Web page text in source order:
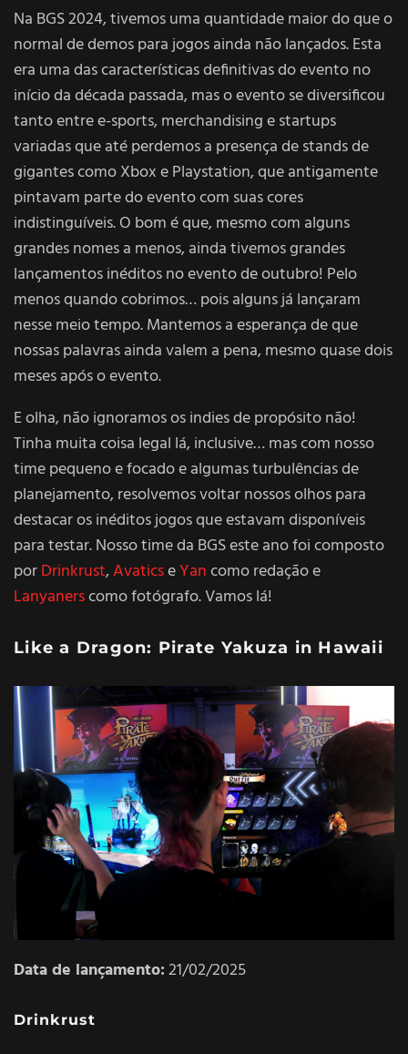
Na BGS 2024, tivemos uma quantidade maior do que o
normal de demos para jogos ainda não lançados. Esta
era uma das características definitivas do evento no
início da década passada, mas o evento se diversificou
tanto entre e-sports, merchandising e startups
variadas que até perdemos a presença de stands de
gigantes como Xbox e Playstation, que antigamente
pintavam parte do evento com suas cores
indistinguíveis. O bom é que, mesmo com alguns
grandes nomes a menos, ainda tivemos grandes
lançamentos inéditos no evento de outubro! Pelo
menos quando cobrimos… pois alguns já lançaram
nesse meio tempo. Mantemos a esperança de que
nossas palavras ainda valem a pena, mesmo quase dois
meses após o evento.
E olha, não ignoramos os indies de propósito não!
Tinha muita coisa legal lá, inclusive… mas com nosso
time pequeno e focado e algumas turbulências de
planejamento, resolvemos voltar nossos olhos para
destacar os inéditos jogos que estavam disponíveis
para testar. Nosso time da BGS este ano foi composto
porDrinkrust,AvaticseYancomo redação e
Lanyanerscomo fotógrafo. Vamos lá!
Like a Dragon: Pirate Yakuza in Hawaii
Data de lançamento:21/02/2025
Drinkrust